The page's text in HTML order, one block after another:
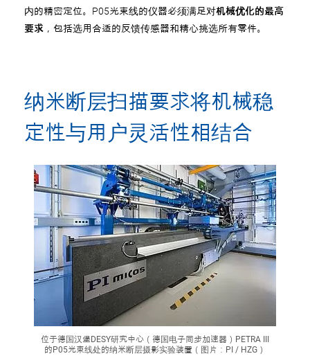
内的精密定位。P05光束线的仪器必须满足对机械优化的最高
要求 ，包括选用合适的反馈传感器和精心挑选所有零件。
纳米断层扫描要求将机械稳
定性与用户灵活性相结合
位于德国汉堡DESY研究中心（德国电子同步加速器）PETRA III
的P05光束线处的纳米断层摄影实验装置（图片：PI / HZG）